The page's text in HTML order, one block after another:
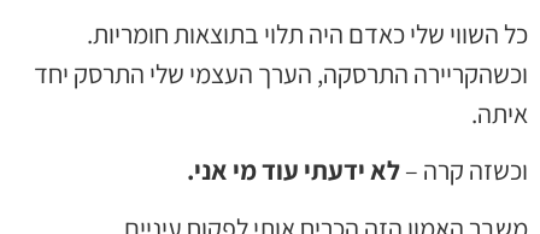
השווי שלי כאדם היה תלוי בתוצאות חומריות.
התרסקה, הערך העצמי שלי התרסק יחד
קרה – לא ידעתי עוד מי אני.